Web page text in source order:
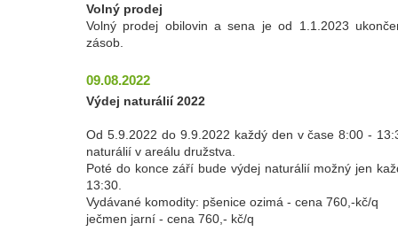
Volný prodej
Volný prodej obilovin a sena je od 1.1.2023
zásob.
09.08.2022
Výdej naturálií 2022
Od 5.9.2022 do 9.9.2022 každý den v čase 8:00 -
naturálií v areálu družstva.
Poté do konce září bude výdej naturálií možný jen
13:30.
Vydávané komodity: pšenice ozimá - cena 760,-kč/q
ječmen jarní - cena 760,- kč/q